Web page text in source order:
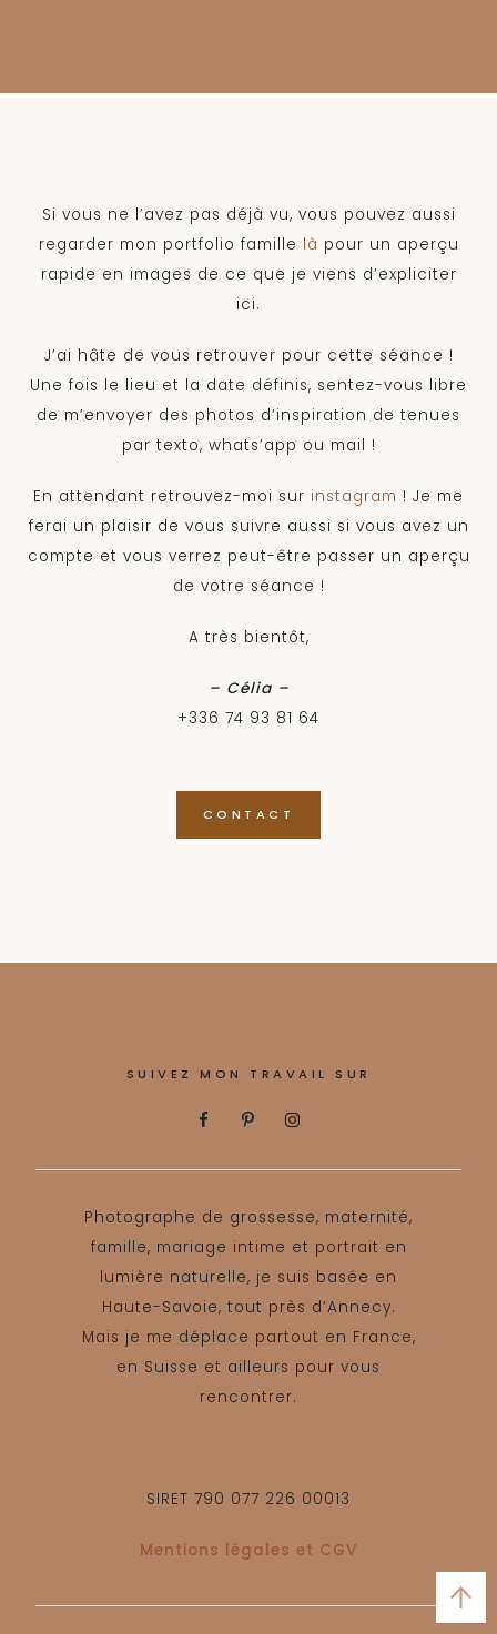
Si vous ne l’avez pas déjà vu, vous pouvez aussi
regarder mon portfolio famille là pour un aperçu
rapide en images de ce que je viens d’expliciter
ici.
J’ai hâte de vous retrouver pour cette séance !
Une fois le lieu et la date définis, sentez-vous libre
de m’envoyer des photos d’inspiration de tenues
par texto, whats’app ou mail !
En attendant retrouvez-moi sur instagram ! Je me
ferai un plaisir de vous suivre aussi si vous avez un
compte et vous verrez peut-être passer un aperçu
de votre séance !
A très bientôt,
– Célia –
+336 74 93 81 64
CONTACT
SUIVEZ MON TRAVAIL SUR
Photographe de grossesse, maternité,
famille, mariage intime et portrait en
lumière naturelle, je suis basée en
Haute-Savoie, tout près d’Annecy.
Mais je me déplace partout en France,
en Suisse et ailleurs pour vous
rencontrer.
SIRET 790 077 226 00013
Mentions légales et CGV